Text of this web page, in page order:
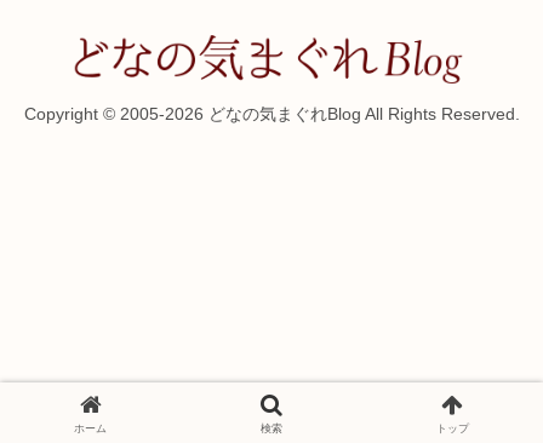
Copyright © 2005-2026 どなの気まぐれBlog All Rights Reserved.
ホーム 検索 トップ